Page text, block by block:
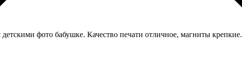
фото бабушке. Качество печати отличное, магниты